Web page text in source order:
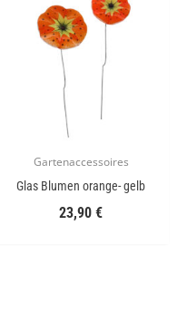
Gartenaccessoires
Glas Blumen orange- gelb
23,90 €